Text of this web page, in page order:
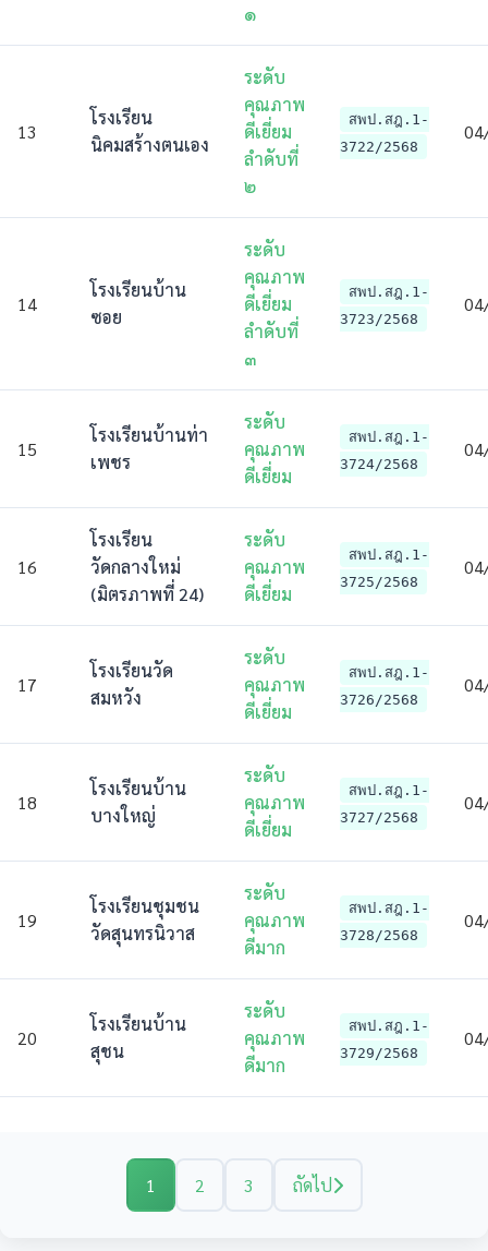
๑
13
โรงเรียน
นิคมสร้างตนเอง
ระดับ
คุณภาพ
ดีเยี่ยม
ลําดับที่
๒
สพป.สฎ.1-
3722/2568
14
โรงเรียนบ้าน
ซอย
ระดับ
คุณภาพ
ดีเยี่ยม
ลําดับที่
๓
สพป.สฎ.1-
3723/2568
15
โรงเรียนบ้านท่า
เพชร
ระดับ
คุณภาพ
ดีเยี่ยม
สพป.สฎ.1-
3724/2568
16
โรงเรียน
วัดกลางใหม่
(มิตรภาพที่ 24)
ระดับ
คุณภาพ
ดีเยี่ยม
สพป.สฎ.1-
3725/2568
17
โรงเรียนวัด
สมหวัง
ระดับ
คุณภาพ
ดีเยี่ยม
สพป.สฎ.1-
3726/2568
18
โรงเรียนบ้าน
บางใหญ่
ระดับ
คุณภาพ
ดีเยี่ยม
สพป.สฎ.1-
3727/2568
19
โรงเรียนชุมชน
วัดสุนทรนิวาส
ระดับ
คุณภาพ
ดีมาก
สพป.สฎ.1-
3728/2568
20
โรงเรียนบ้าน
สุชน
ระดับ
คุณภาพ
ดีมาก
สพป.สฎ.1-
3729/2568
1 2 3 ถัดไป